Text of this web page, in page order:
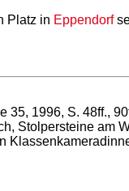
Platz in Eppendorf
1996, S. 48ff.,
Stolpersteine am